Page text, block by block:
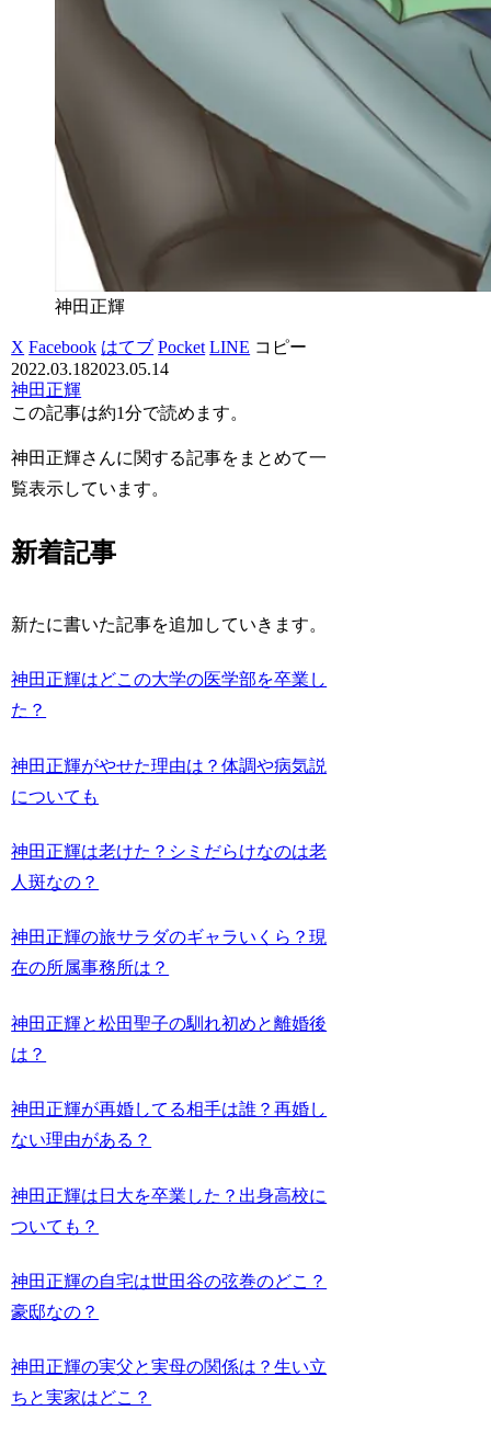
神田正輝
X Facebook はてブ Pocket LINE コピー
2022.03.182023.05.14
神田正輝
この記事は約1分で読めます。
神田正輝さんに関する記事をまとめて一
覧表示しています。
新着記事
新たに書いた記事を追加していきます。
神田正輝はどこの大学の医学部を卒業し
た？
神田正輝がやせた理由は？体調や病気説
についても
神田正輝は老けた？シミだらけなのは老
人斑なの？
神田正輝の旅サラダのギャラいくら？現
在の所属事務所は？
神田正輝と松田聖子の馴れ初めと離婚後
は？
神田正輝が再婚してる相手は誰？再婚し
ない理由がある？
神田正輝は日大を卒業した？出身高校に
ついても？
神田正輝の自宅は世田谷の弦巻のどこ？
豪邸なの？
神田正輝の実父と実母の関係は？生い立
ちと実家はどこ？